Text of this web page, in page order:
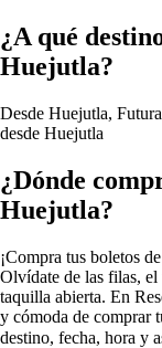
¿A qué
Huejutla?
Desde Huejutla,
desde Huejutla
¿Dónde
Huejutla?
¡Compra tus boletos
Olvídate de las filas,
taquilla abierta. En
y cómoda de comprar
destino, fecha, hora y